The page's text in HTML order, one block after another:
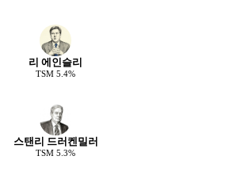
리 에인슬리
TSM 5.4%
스탠리 드러켄밀러
TSM 5.3%